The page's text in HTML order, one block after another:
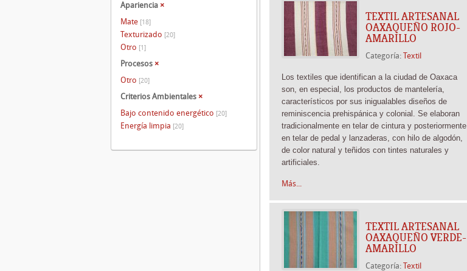
TEXTIL ARTESANAL
OAXAQUEÑO ROJO-
AMARILLO
Categoría: Textil
Los textiles que identifican a la ciudad de Oaxaca
son, en especial, los productos de mantelería,
característicos por sus inigualables diseños de
reminiscencia prehispánica y colonial. Se elaboran
tradicionalmente en telar de cintura y posteriormente
en telar de pedal y lanzaderas, con hilo de algodón,
de color natural y teñidos con tintes naturales y
artificiales.
Más...
TEXTIL ARTESANAL
OAXAQUEÑO VERDE-
AMARILLO
Categoría: Textil
Apariencia ×
Mate [18]
Texturizado [20]
Otro [1]
Procesos ×
Otro [20]
Criterios Ambientales ×
Bajo contenido energético [20]
Energía limpia [20]